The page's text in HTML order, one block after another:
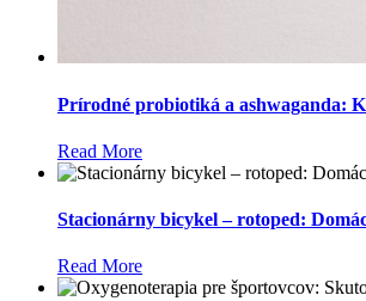
Prírodné probiotiká a ashwaganda:
Read More
Stacionárny bicykel – rotoped:
Read More